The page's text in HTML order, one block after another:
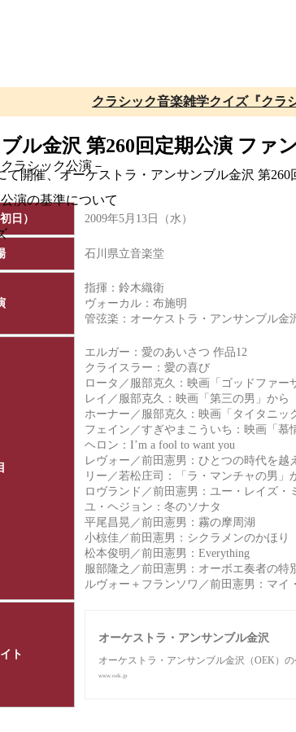
ラシック公演－
演の基準について
クラシック音楽雑学クイズ『クラ
ル金沢 第260回定期公演 ファ
て開催、オーケストラ・アンサンブル金沢 第
日） 2009年5月13日（水）
石川県立音楽堂
指揮：鈴木織衛
ヴォーカル：布施明
管弦楽： オーケストラ・アンサンブル金
エルガー：愛のあいさつ 作品12
クライスラー：愛の喜び
ロータ／服部克久：映画「ゴッドファー
レイ／服部克久：映画「第三の男」から
ホーナー／服部克久：映画「タイタニッ
フェイン／すぎやまこういち：映画「慕
ヘロン：I’m a fool to want you
レヴォー／前田憲男：ひとつの時代を越
リー／若松庄司：「ラ・マンチャの男」
ロヴランド／前田憲男：ユー・レイズ・
ユ・ヘジョン：冬のソナタ
平尾昌晃／前田憲男：霧の摩周湖
小椋佳／前田憲男：シクラメンのかほり
松本俊明／前田憲男：Everything
服部隆之／前田憲男：オーボエ奏者の特
ルヴォー＋フランソワ／前田憲男：マ
ト
オーケストラ・アンサンブル金沢
オーケストラ・アンサンブル金沢（OEK）
www.oek.jp